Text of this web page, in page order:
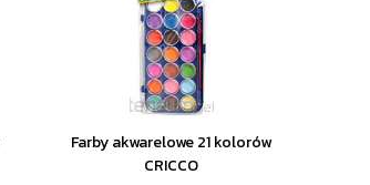
Farby akwarelowe 21 kolorów
CRICCO